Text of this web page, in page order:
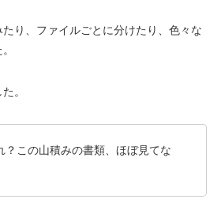
り、ファイルごとに分けたり、色々な
。
？この山積みの書類、ほぼ見てな